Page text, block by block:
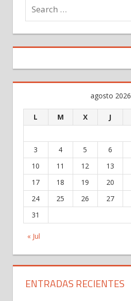
agosto 2026
L M X J
« Jul
3
4 5 6
10
11 12 13
17
18 19 20
24
25 26 27
31
ENTRADAS RECIENTES